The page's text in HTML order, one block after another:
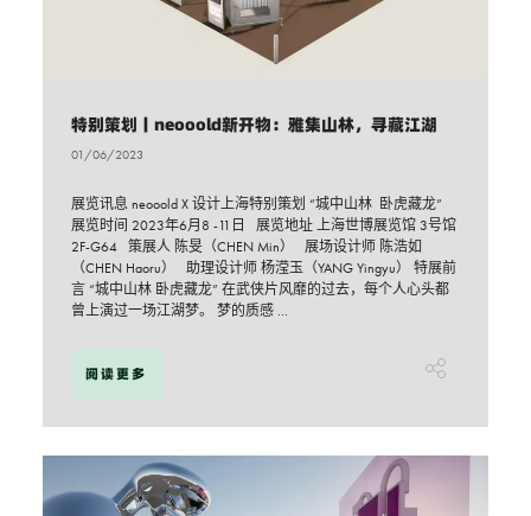
特别策划丨neooold新开物：雅集山林，寻藏江湖
01/06/2023
展览讯息 neooold X 设计上海特别策划 “城中山林 卧虎藏龙”
展览时间 2023年6月8 -11日 展览地址 上海世博展览馆 3号馆
2F-G64 策展人 陈旻（CHEN Min） 展场设计师 陈浩如
（CHEN Haoru） 助理设计师 杨滢玉（YANG Yingyu） 特展前
言 “城中山林 卧虎藏龙” 在武侠片风靡的过去，每个人心头都
曾上演过一场江湖梦。 梦的质感 ...
阅读更多